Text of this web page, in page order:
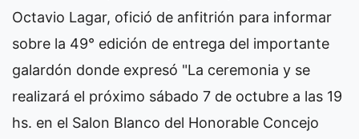
Octavio Lagar, ofició de anfitrión para informar
sobre la 49° edición de entrega del importante
galardón donde expresó "La ceremonia y se
realizará el próximo sábado 7 de octubre a las 19
hs. en el Salon Blanco del Honorable Concejo